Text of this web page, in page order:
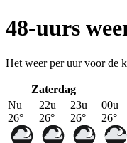
48-uurs
Het weer per uur voor de
Zaterdag
Nu
26°
22u
26°
23u
26°
00u
26°